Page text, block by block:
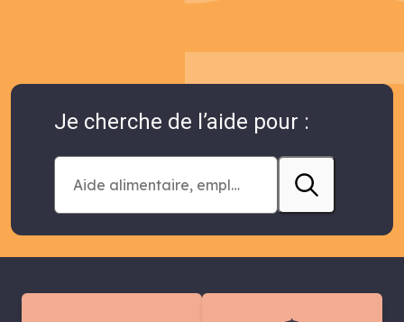
Je cherche de l’aide pour :